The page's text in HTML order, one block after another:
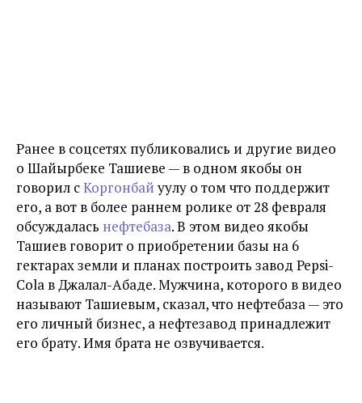
Ранее в соцсетях публиковались и другие видео
о Шайырбеке Ташиеве — в одном якобы он
говорил сКоргонбайуулу о том что поддержит
его, а вот в более раннем ролике от 28 февраля
обсуждалась нефтебаза. В этом видео якобы
Ташиев говорит о приобретении базы на 6
гектарах земли и планах построить завод Pepsi-
Cola в Джалал-Абаде. Мужчина, которого в видео
называют Ташиевым, сказал, что нефтебаза — это
его личный бизнес, а нефтезавод принадлежит
его брату. Имя брата не озвучивается.